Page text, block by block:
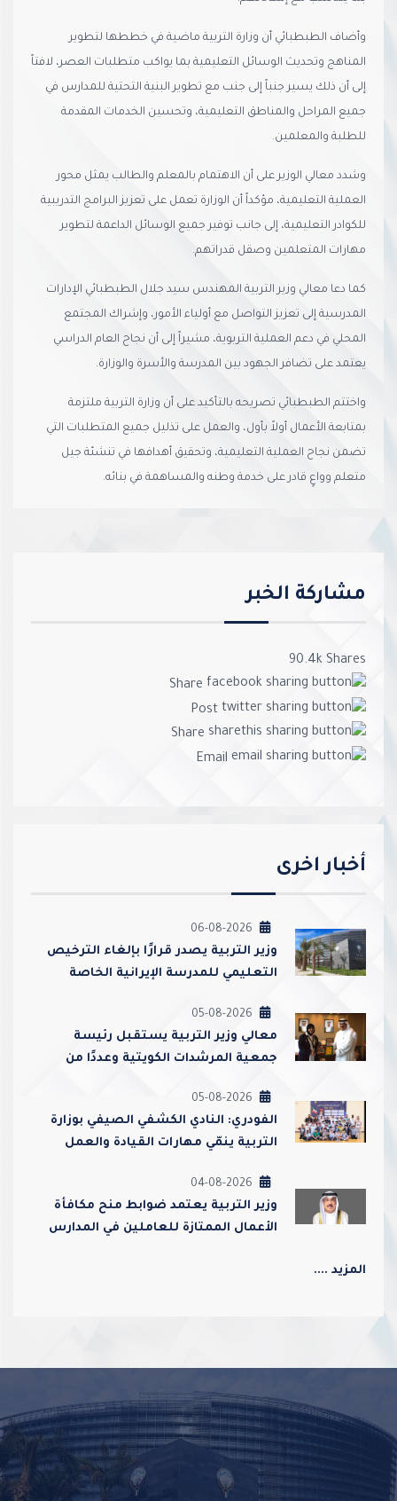
وأضاف الطبطبائي أن وزارة التربية ماضية في خططها لتطوير
المناهج وتحديث الوسائل التعليمية بما يواكب متطلبات العصر، لافتاً
إلى أن ذلك يسير جنباً إلى جنب مع تطوير البنية التحتية للمدارس في
جميع المراحل والمناطق التعليمية، وتحسين الخدمات المقدمة
للطلبة والمعلمين.
وشدد معالي الوزير على أن الاهتمام بالمعلم والطالب يمثل محور
العملية التعليمية، مؤكداً أن الوزارة تعمل على تعزيز البرامج التدريبية
للكوادر التعليمية، إلى جانب توفير جميع الوسائل الداعمة لتطوير
مهارات المتعلمين وصقل قدراتهم.
كما دعا معالي وزير التربية المهندس سيد جلال الطبطبائي الإدارات
المدرسية إلى تعزيز التواصل مع أولياء الأمور، وإشراك المجتمع
المحلي في دعم العملية التربوية، مشيراً إلى أن نجاح العام الدراسي
يعتمد على تضافر الجهود بين المدرسة والأسرة والوزارة.
واختتم الطبطبائي تصريحه بالتأكيد على أن وزارة التربية ملتزمة
بمتابعة الأعمال أولاً بأول، والعمل على تذليل جميع المتطلبات التي
تضمن نجاح العملية التعليمية، وتحقيق أهدافها في تنشئة جيل
متعلم وواعٍ قادر على خدمة وطنه والمساهمة في بنائه.
مشاركة الخبر
90.4k Shares
Share
Post
Share
Email
أخبار اخرى
06-08-2026
وزير التربية يصدر قرارًا بإلغاء الترخيص
التعليمي للمدرسة الإيرانية الخاصة
05-08-2026
معالي وزير التربية يستقبل رئيسة
جمعية المرشدات الكويتية وعددًا من
05-08-2026
الفودري: النادي الكشفي الصيفي بوزارة
التربية ينمّي مهارات القيادة والعمل
04-08-2026
وزير التربية يعتمد ضوابط منح مكافأة
الأعمال الممتازة للعاملين في المدارس
المزيد ....